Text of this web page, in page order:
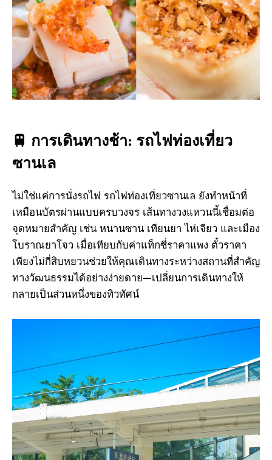
🚆 การเดินทางช้า: รถไฟท่องเที่ยว
ซานเล
ไม่ใช่แค่การนั่งรถไฟ รถไฟท่องเที่ยวซานเล ยังทําหน้าที่
เหมือนบัตรผ่านแบบครบวงจร เส้นทางวงแหวนนี้เชื่อมต่อ
จุดหมายสําคัญ เช่น หนานซาน เทียนยา ไห่เจียว และเมือง
โบราณยาโจว เมื่อเทียบกับค่าแท็กซี่ราคาแพง ตั๋วราคา
เพียงไม่กี่สิบหยวนช่วยให้คุณเดินทางระหว่างสถานที่สําคัญ
ทางวัฒนธรรมได้อย่างง่ายดาย—เปลี่ยนการเดินทางให้
กลายเป็นส่วนหนึ่งของทิวทัศน์